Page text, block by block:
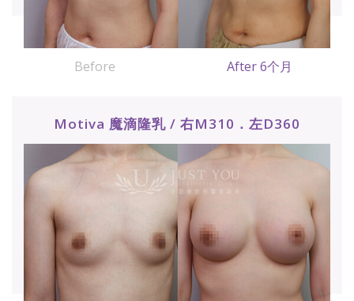
Before After 6个月
Motiva 魔滴隆乳 / 右M310．左D360